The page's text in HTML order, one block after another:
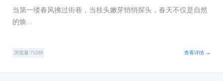
当第一缕春风拂过街巷，当枝头嫩芽悄悄探头，春天不仅是自然
的焕...
浏览量:71289 查看详情 →